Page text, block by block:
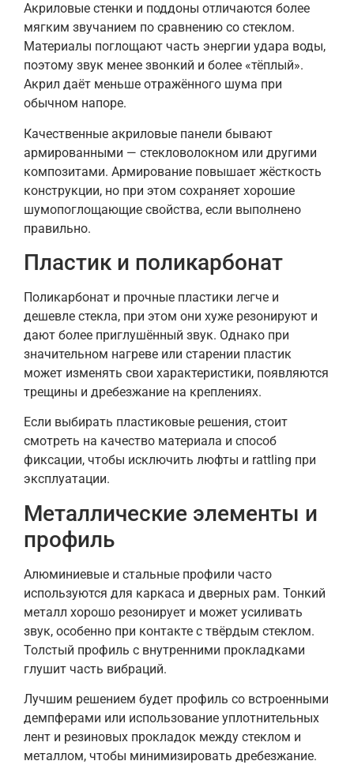
Акриловые стенки и поддоны отличаются более
мягким звучанием по сравнению со стеклом.
Материалы поглощают часть энергии удара воды,
поэтому звук менее звонкий и более «тёплый».
Акрил даёт меньше отражённого шума при
обычном напоре.
Качественные акриловые панели бывают
армированными — стекловолокном или другими
композитами. Армирование повышает жёсткость
конструкции, но при этом сохраняет хорошие
шумопоглощающие свойства, если выполнено
правильно.
Пластик и поликарбонат
Поликарбонат и прочные пластики легче и
дешевле стекла, при этом они хуже резонируют и
дают более приглушённый звук. Однако при
значительном нагреве или старении пластик
может изменять свои характеристики, появляются
трещины и дребезжание на креплениях.
Если выбирать пластиковые решения, стоит
смотреть на качество материала и способ
фиксации, чтобы исключить люфты и rattling при
эксплуатации.
Металлические элементы и
профиль
Алюминиевые и стальные профили часто
используются для каркаса и дверных рам. Тонкий
металл хорошо резонирует и может усиливать
звук, особенно при контакте с твёрдым стеклом.
Толстый профиль с внутренними прокладками
глушит часть вибраций.
Лучшим решением будет профиль со встроенными
демпферами или использование уплотнительных
лент и резиновых прокладок между стеклом и
металлом, чтобы минимизировать дребезжание.